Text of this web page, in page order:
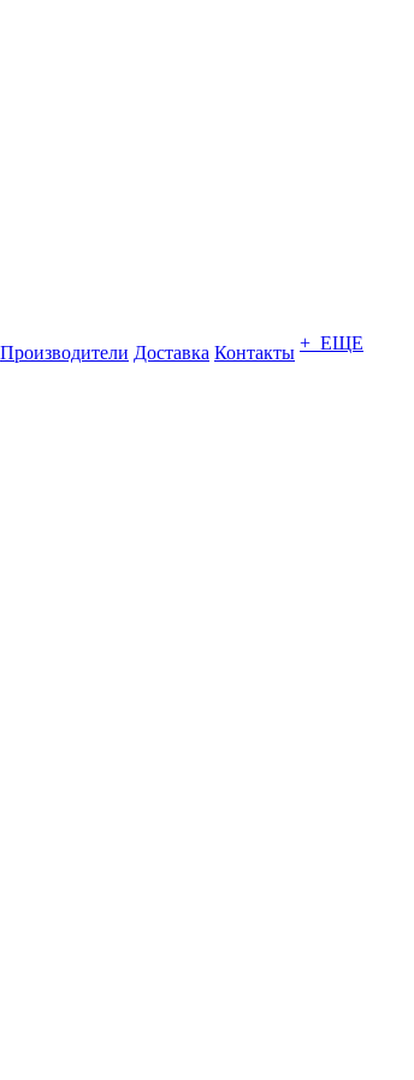
Производители Доставка Контакты + ЕЩЕ